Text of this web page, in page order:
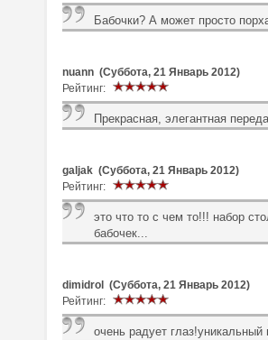
Бабочки? А может просто
nuann (Суббота, 21 Январь 2012)
Рейтинг:
Прекрасная, элегантная
galjak (Суббота, 21 Январь 2012)
Рейтинг:
это что то с чем то!!! набор
бабочек...
dimidrol (Суббота, 21 Январь 2012)
Рейтинг:
очень радует глаз!уникальный